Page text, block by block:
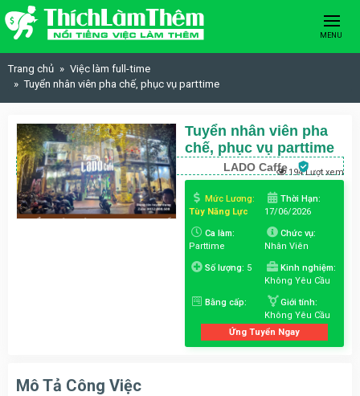
Skip to content
MENU
Trang chủ
Việc làm full-time
Tuyển nhân viên pha chế, phục vụ parttime
Tuyển nhân viên pha
chế, phục vụ parttime
LADO Caffe194 Lượt xem
Mức Lương:
Tùy Năng Lực
Thời Hạn:
17/06/2026
Ca làm:
Parttime
Chức vụ:
Nhân Viên
Số lượng: 5
Kinh nghiệm:
Không Yêu Cầu
Bằng cấp:
Giới tính:
Không Yêu Cầu
Ứng Tuyển Ngay
Mô Tả Công Việc